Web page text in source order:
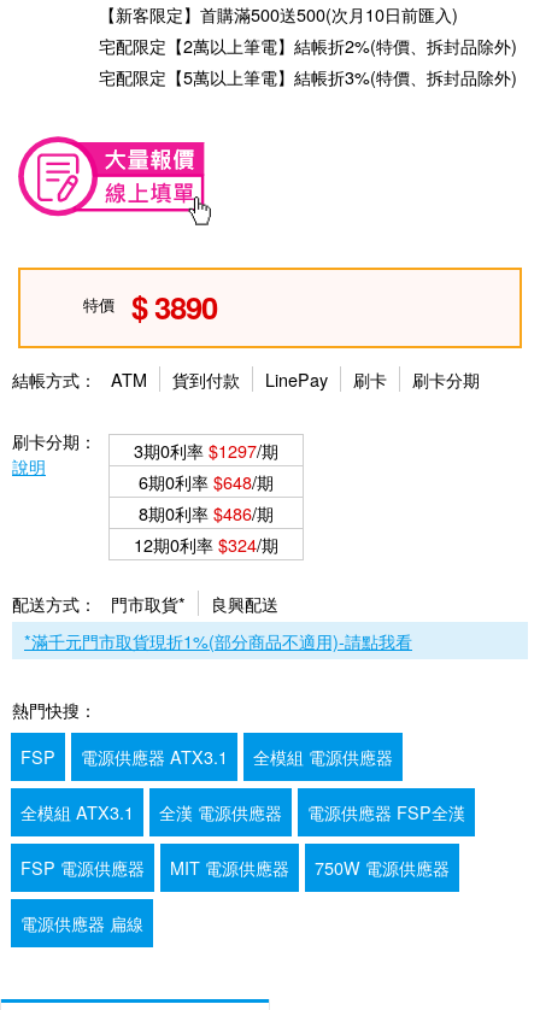
【新客限定】首購滿500送500(次月10日前匯入)
宅配限定【2萬以上筆電】結帳折2%(特價、拆封品除外)
宅配限定【5萬以上筆電】結帳折3%(特價、拆封品除外)
特價 3890
結帳方式： ATM 貨到付款 LinePay 刷卡 刷卡分期
刷卡分期：
說明
3期0利率$1297/期
6期0利率$648/期
8期0利率$486/期
12期0利率$324/期
配送方式： 門市取貨*
良興配送
*滿千元門市取貨現折1%(部分商品不適用)-請點我看
熱門快搜：
FSP
電源供應器 ATX3.1 全模組 電源供應器
全模組 ATX3.1 全漢 電源供應器 電源供應器 FSP全漢
FSP 電源供應器 MIT 電源供應器 750W 電源供應器
電源供應器 扁線